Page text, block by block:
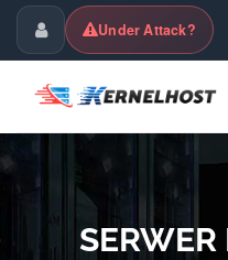
Panel klientaUnder Attack?